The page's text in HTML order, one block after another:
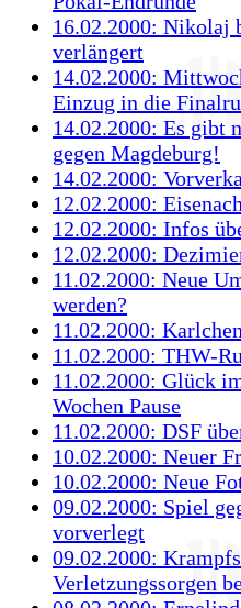
16.02.2000: Nikolaj
verlängert
14.02.2000:
Einzug in die
14.02.2000: Es gibt
gegen Magdeburg!
14.02.2000:
12.02.2000:
12.02.2000: Infos
12.02.2000:
11.02.2000: Neue
werden?
11.02.2000:
11.02.2000: THW-
11.02.2000: Glück
Wochen Pause
11.02.2000: DSF
10.02.2000: Neuer
10.02.2000: Neue
09.02.2000: Spiel
vorverlegt
09.02.2000:
Verletzungssorgen